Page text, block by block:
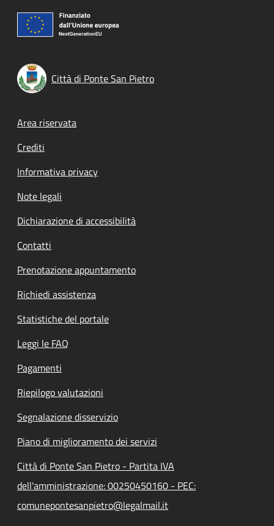
Città di Ponte San Pietro
Footer menu
Area riservata
Crediti
Informativa privacy
Note legali
Dichiarazione di accessibilità
Contatti
Prenotazione appuntamento
Richiedi assistenza
Statistiche del portale
Leggi le FAQ
Pagamenti
Riepilogo valutazioni
Segnalazione disservizio
Piano di miglioramento dei servizi
Città di Ponte San Pietro - Partita IVA
dell'amministrazione: 00250450160 - PEC:
comunepontesanpietro@legalmail.it